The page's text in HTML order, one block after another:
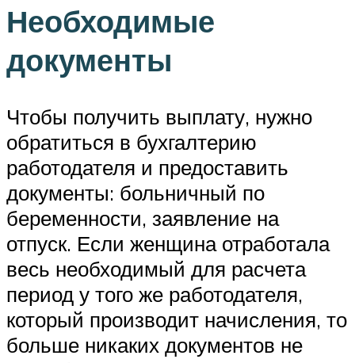
Необходимые
документы
Чтобы получить выплату, нужно
обратиться в бухгалтерию
работодателя и предоставить
документы: больничный по
беременности, заявление на
отпуск. Если женщина отработала
весь необходимый для расчета
период у того же работодателя,
который производит начисления, то
больше никаких документов не